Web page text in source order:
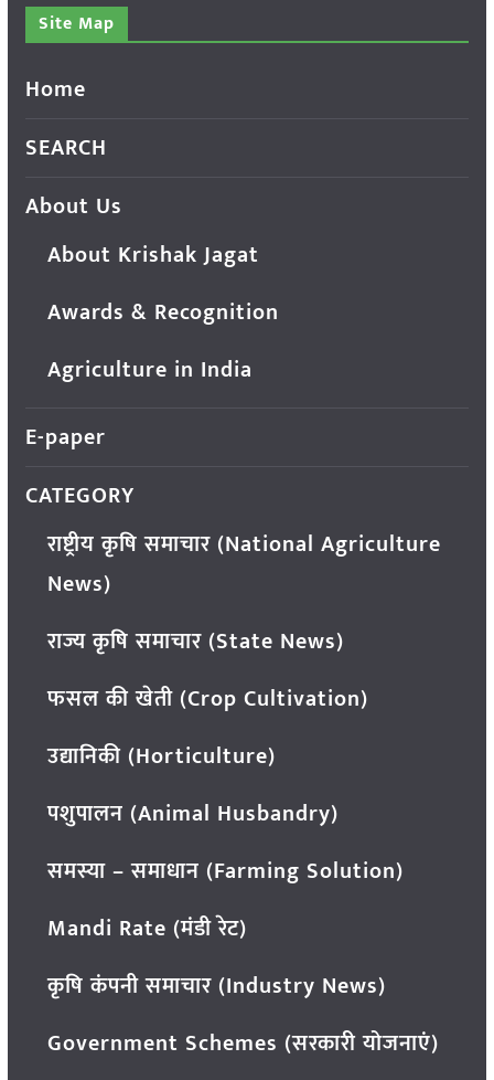
Site Map
Home
SEARCH
About Us
About Krishak Jagat
Awards & Recognition
Agriculture in India
E-paper
CATEGORY
राष्ट्रीय कृषि समाचार (National Agriculture
News)
राज्य कृषि समाचार (State News)
फसल की खेती (Crop Cultivation)
उद्यानिकी (Horticulture)
पशुपालन (Animal Husbandry)
समस्या – समाधान (Farming Solution)
Mandi Rate (मंडी रेट)
कृषि कंपनी समाचार (Industry News)
Government Schemes (सरकारी योजनाएं)